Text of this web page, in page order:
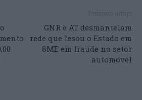
GNR e AT desmantelam
rede que lesou o Estado em
8ME em fraude no setor
automóvel